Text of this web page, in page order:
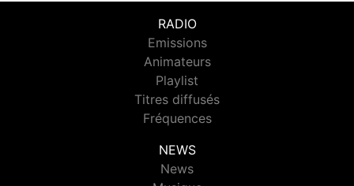
RADIO
Emissions
Animateurs
Playlist
Titres diffusés
Fréquences
NEWS
News